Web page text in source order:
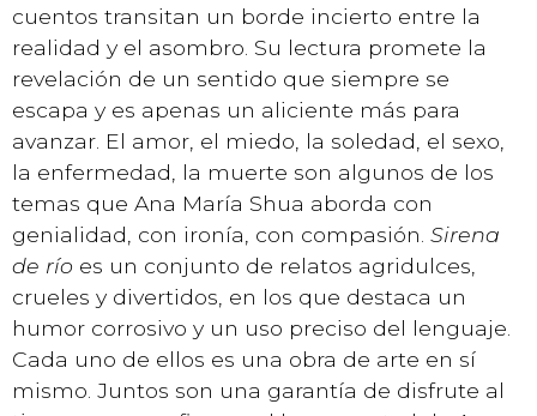
cuentos transitan un borde incierto entre la
realidad y el asombro. Su lectura promete la
revelación de un sentido que siempre se
escapa y es apenas un aliciente más para
avanzar. El amor, el miedo, la soledad, el sexo,
la enfermedad, la muerte son algunos de los
temas que Ana María Shua aborda con
genialidad, con ironía, con compasión. Sirena
de río es un conjunto de relatos agridulces,
crueles y divertidos, en los que destaca un
humor corrosivo y un uso preciso del lenguaje.
Cada uno de ellos es una obra de arte en sí
mismo. Juntos son una garantía de disfrute al